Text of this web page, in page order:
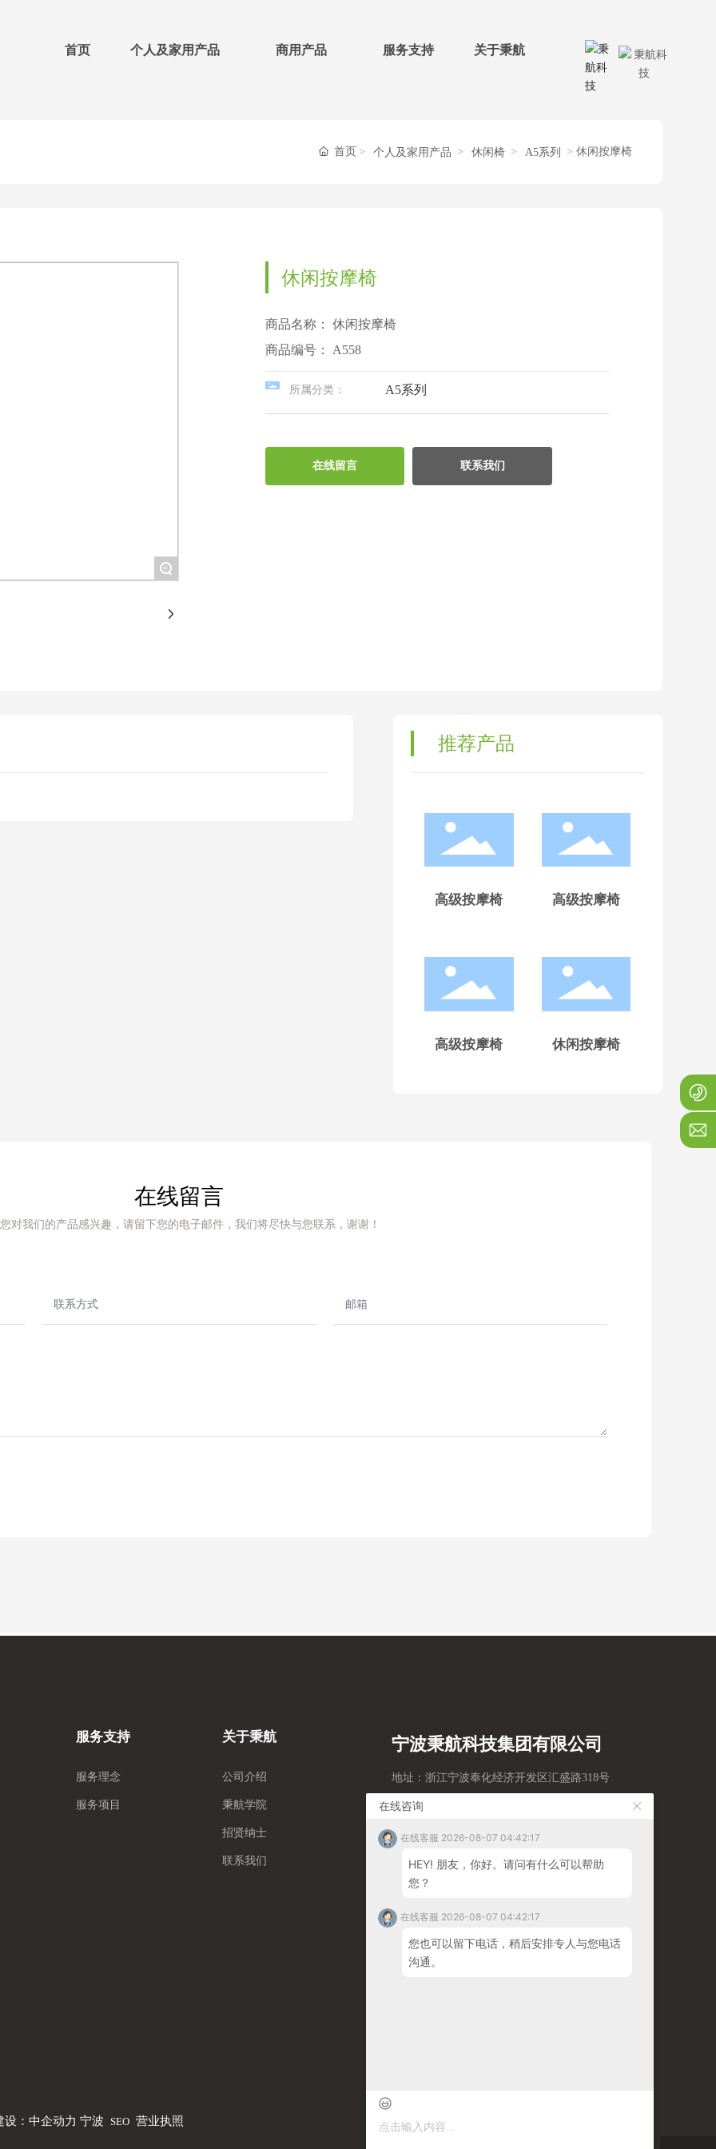
首页 个人及家用产品 商用产品 服务支持 关于秉航
首页 个人及家用产品 休闲椅 A5系列 休闲按摩椅
+
休闲按摩椅
商品名称：
休闲按摩椅
商品编号：
A558
所属分类： A5系列
在线留言 联系我们
推荐产品
高级按摩椅 高级按摩椅
高级按摩椅 休闲按摩椅
在线留言
对我们的产品感兴趣，请留下您的电子邮件，我们将尽快与您联系，谢谢！
服务支持
服务理念
服务项目
关于秉航
公司介绍
秉航学院
招贤纳士
联系我们
宁波秉航科技集团有限公司
地址：浙江宁波奉化经济开发区汇盛路318号
国内市场
手机：15869516020
售后服务热线
手机：
海外市场
手机：13780069253
设：中企动力 宁波 SEO 营业执照
在线咨询
在线客服 2026-08-07 04:42:17
HEY! 朋友，你好。请问有什么可以帮助
您？
在线客服 2026-08-07 04:42:17
您也可以留下电话，稍后安排专人与您电话
沟通。